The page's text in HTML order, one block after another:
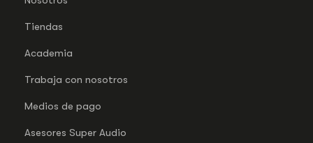
Tiendas
Academia
Trabaja con nosotros
Medios de pago
Asesores Super Audio